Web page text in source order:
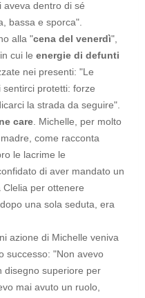
aveva dentro di sé
bassa e sporca".
alla "cena del venerdì",
cui le energie di defunti
nei presenti: "Le
protetti: forze
la strada da seguire".
care. Michelle, per molto
come racconta
le lacrime le
di aver mandato un
per ottenere
una sola seduta, era
azione di Michelle veniva
successo: "Non avevo
disegno superiore per
mai avuto un ruolo,